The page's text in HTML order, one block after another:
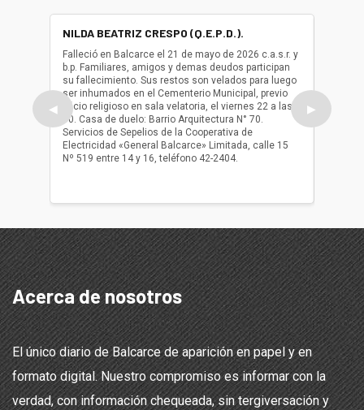
◀
NILDA BEATRIZ CRESPO (Q.E.P.D.).
Falleció en Balcarce el 21 de mayo de 2026 c.a.s.r. y
b.p. Familiares, amigos y demas deudos participan
su fallecimiento. Sus restos son velados para luego
ser inhumados en el Cementerio Municipal, previo
oficio religioso en sala velatoria, el viernes 22 a las
10. Casa de duelo: Barrio Arquitectura N° 70.
Servicios de Sepelios de la Cooperativa de
Electricidad «General Balcarce» Limitada, calle 15
Nº 519 entre 14 y 16, teléfono 42-2404.
ser
oficio
▶
Acerca de nosotros
El único diario de Balcarce de aparición en papel y en
formato digital. Nuestro compromiso es informar con la
verdad, con información chequeada, sin tergiversación y